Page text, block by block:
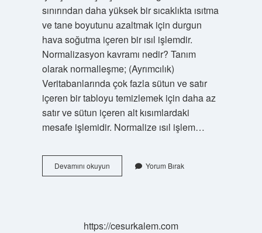
sınırından daha yüksek bir sıcaklıkta ısıtma
ve tane boyutunu azaltmak için durgun
hava soğutma içeren bir ısıl işlemdir.
Normalizasyon kavramı nedir? Tanım
olarak normalleşme; (Ayrımcılık)
Veritabanlarında çok fazla sütun ve satır
içeren bir tabloyu temizlemek için daha az
satır ve sütun içeren alt kısımlardaki
mesafe işlemidir. Normalize ısıl işlem…
Devamını okuyunNormalize
Ne
Yorum Bırak
https://cesurkalem.com